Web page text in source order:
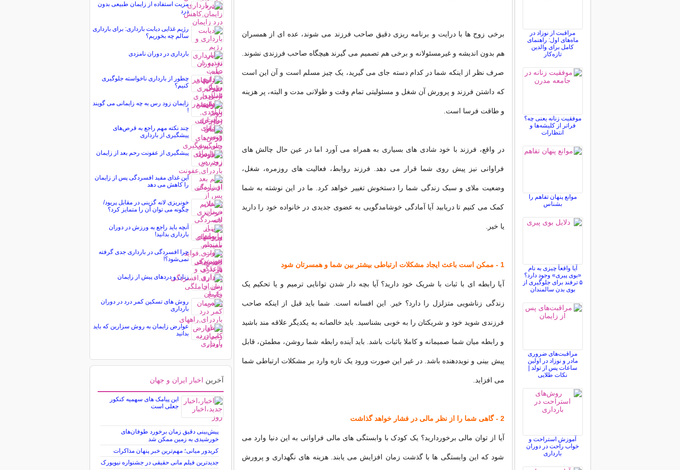
برخی زوج ها با درایت و برنامه ریزی دقیق صاحب فرزند می شوند، عده ای از همسران
هم بدون اندیشه و غیرمسئولانه و برخی هم تصمیم می گیرند هیچگاه صاحب فرزندی نشوند.
صرف نظر از اینکه شما در کدام دسته جای می گیرید، یک چیز مسلم است و آن این است
که داشتن فرزند و پرورش آن شغل و مسئولیتی تمام وقت و طولانی مدت و البته، پر هزینه
و طاقت فرسا است.
در واقع، فرزند با خود شادی های بسیاری به همراه می آورد اما در عین حال چالش های
فراوانی نیز پیش روی شما قرار می دهد. فرزند روابط، فعالیت های روزمره، شغل،
وضعیت ملای و سبک زندگی شما را دستخوش تغییر خواهد کرد. ما در این نوشته به شما
کمک می کنیم تا دریابید آیا آمادگی خوشامدگویی به عضوی جدیدی در خانواده خود را دارید
یا خیر.
1 - ممکن است باعث ایجاد مشکلات ارتباطی بیشتر بین شما و همسرتان شود
آیا رابطه ای با ثبات با شریک خود دارید؟ آیا بچه دار شدن توانایی ترمیم و یا تحکیم یک
زندگی زناشویی متزلزل را دارد؟ خیر. این افسانه است. شما باید قبل از اینکه صاحب
فرزندی شوید خود و شریکتان را به خوبی بشناسید. باید خالصانه به یکدیگر علاقه مند باشید
و رابطه میان شما صمیمانه و کاملا باثبات باشد. باید آینده رابطه شما روشن، مطمئن، قابل
پیش بینی و نویددهنده باشد. در غیر این صورت ورود یک تازه وارد بر مشکلات ارتباطی شما
می افزاید.
2 - گاهی شما را از نظر مالی در فشار خواهد گذاشت
آیا از توان مالی برخوردارید؟ یک کودک با وابستگی های مالی فراوانی به این دنیا وارد می
شود که این وابستگی ها با گذشت زمان افزایش می یابند. هزینه های نگهداری و پرورش
مراقبت از نوزاد در
ماه‌های اول: راهنمای
کامل برای والدین
تازه‌کار
موفقیت زنانه یعنی چه؟
فراتر از کلیشه‌ها و
انتظارات
موانع پنهان تفاهم را
بشناس
آیا واقعاً چیزی به نام
«بوی پیری» وجود دارد؟
۵ ترفند برای جلوگیری از
بوی بدن سالمندان
مراقبت‌های ضروری
مادر و نوزاد در اولین
ساعات پس از تولد |
نکات طلایی
آموزش استراحت و
خواب راحت در دوران
بارداری
مزیت استفاده از زایمان طبیعی بدون
درد
رژیم غذایی دیابت بارداری: برای بارداری
سالم چه بخوریم؟
بارداری در دوران نامزدی
چطور از بارداری ناخواسته جلوگیری
کنیم؟
زايمان زود رس به چه زایمانی می گویند
!
چند نكته مهم راجع به قرص‌های
پیشگیری از بارداری
پیشگیری از عفونت رحم بعد از زایمان
این غذای مفید افسردگی پس از زایمان
را کاهش می دهد
خونریزی لانه گزینی در مقابل پریود/
چگونه می توان آن را متمایز کرد؟
آنچه باید راجع به ورزش در دوران
بارداری بدانید!
چرا افسردگی در بارداری جدی گرفته
نمی‌شود؟!
زنان و دردهای پیش از زایمان
روش های تسکین کمر درد در دوران
بارداری
عوارض زایمان به روش سزارین که باید
بدانید
آخرین اخبار ایران و جهان
این پیامک های سهمیه کنکور
جعلی است
پیش‌بینی دقیق زمان برخورد طوفان‌های
خورشیدی به زمین ممکن شد
کریدور میانی؛ مهم‌ترین خبر پنهان مذاکرات
جدیدترین فیلم مانی حقیقی در جشنواره نیویورک